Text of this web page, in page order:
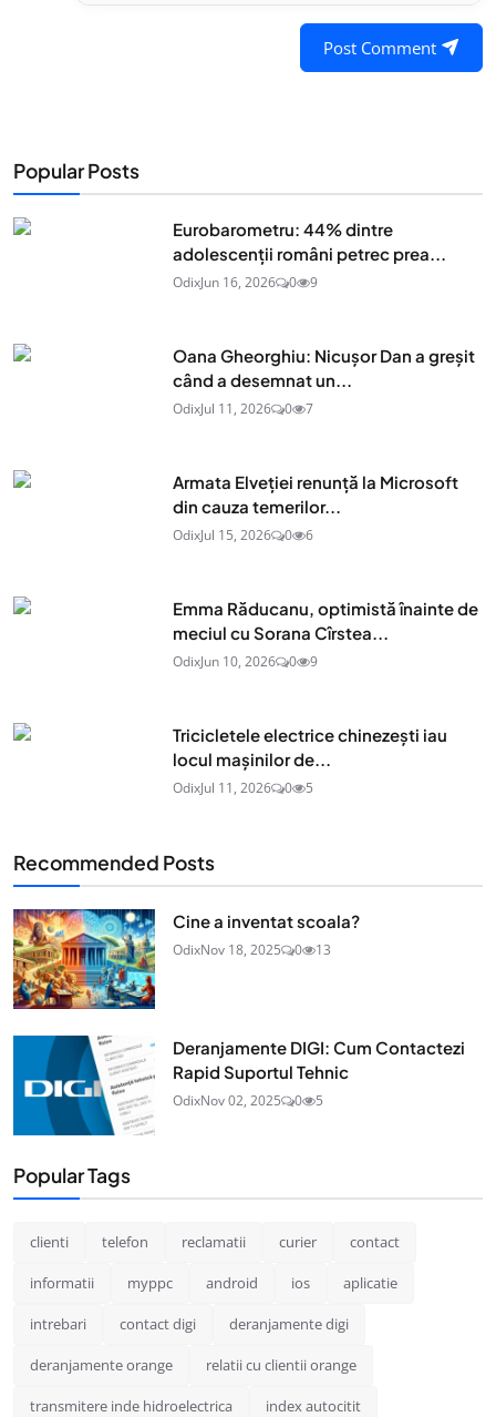
Post Comment
Popular Posts
Eurobarometru: 44% dintre
adolescenţii români petrec prea...
OdixJun 16, 2026 0 9
Oana Gheorghiu: Nicușor Dan a greșit
când a desemnat un...
OdixJul 11, 2026 0 7
Armata Elveției renunță la Microsoft
din cauza temerilor...
OdixJul 15, 2026 0 6
Emma Răducanu, optimistă înainte de
meciul cu Sorana Cîrstea...
OdixJun 10, 2026 0 9
Tricicletele electrice chinezești iau
locul mașinilor de...
OdixJul 11, 2026 0 5
Recommended Posts
Cine a inventat scoala?
OdixNov 18, 2025 0 13
Deranjamente DIGI: Cum Contactezi
Rapid Suportul Tehnic
OdixNov 02, 2025 0 5
Popular Tags
clienti telefon reclamatii curier contact
informatii myppc android ios aplicatie
intrebari contact digi deranjamente digi
deranjamente orange relatii cu clientii orange
transmitere inde hidroelectrica index autocitit